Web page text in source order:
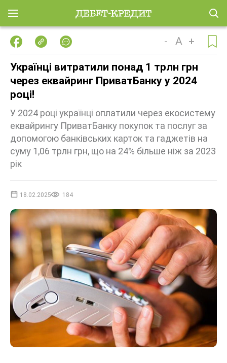
- A +
Українці витратили понад 1 трлн грн
через еквайринг ПриватБанку у 2024
році!
У 2024 році українці оплатили через екосистему
еквайрингу ПриватБанку покупок та послуг за
допомогою банківських карток та гаджетів на
суму 1,06 трлн грн, що на 24% більше ніж за 2023
рік
18.02.2025 184